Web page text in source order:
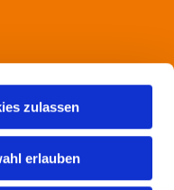
zulassen
erlauben